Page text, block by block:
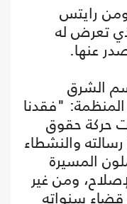
رايتس
تعرض له
عنها.
الشرق
"فقدنا
حركة حقوق
والنشطاء
المسيرة
ومن غير
قضاء سنواته